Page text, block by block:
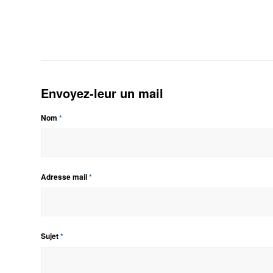
Envoyez-leur un mail
Nom *
Adresse mail*
Sujet*